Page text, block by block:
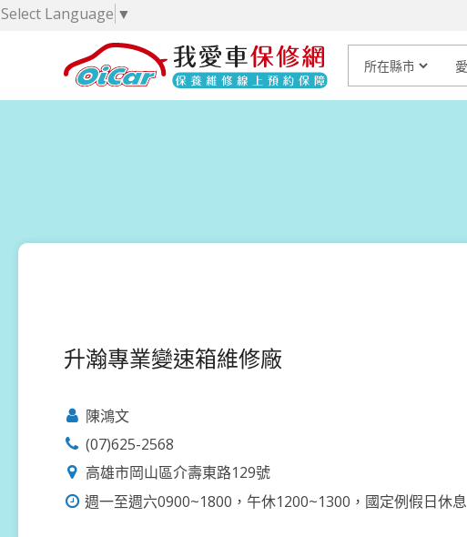
Select Language ▼
升瀚專業變速箱維修廠
陳鴻文
(07)625-2568
高雄市岡山區介壽東路129號
週一至週六0900~1800，午休1200~1300，國定例假日休息